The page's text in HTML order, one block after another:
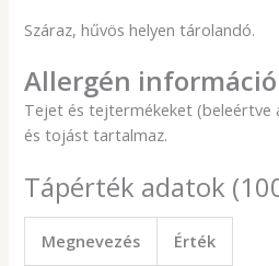
Száraz, hűvös helyen tárolandó.
Allergén
Tejet és tejtermékeket
és tojást tartalmaz.
Tápérték adatok
Megnevezés Érték